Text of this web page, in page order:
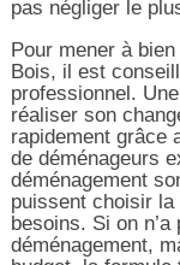
pas négliger le
Pour mener à
Bois, il est
professionnel.
réaliser son
rapidement grâce
de déménageurs
déménagement
puissent choisir
besoins. Si on
déménagement,